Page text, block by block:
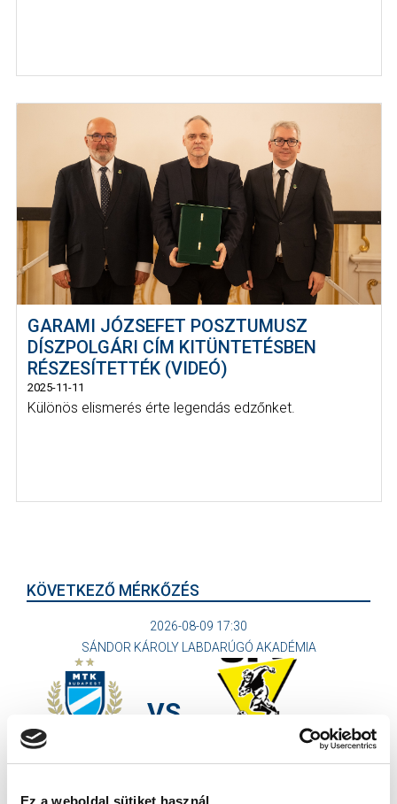
Ez a weboldal sütiket használ.
GARAMI JÓZSEFET POSZTUMUSZ
DÍSZPOLGÁRI CÍM KITÜNTETÉSBEN
RÉSZESÍTETTÉK (VIDEÓ)
2025-11-11
Különös elismerés érte legendás edzőnket.
KÖVETKEZŐ MÉRKŐZÉS
2026-08-09 17:30
SÁNDOR KÁROLY LABDARÚGÓ AKADÉMIA
VS